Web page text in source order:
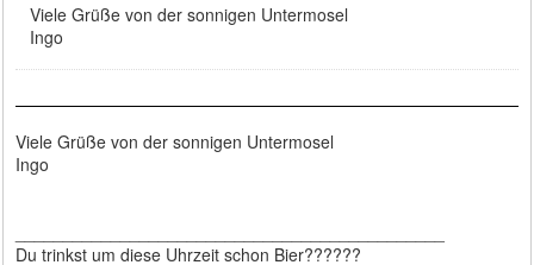
Viele Grüße von der sonnigen Untermosel
Ingo
Viele Grüße von der sonnigen Untermosel
Ingo
Du trinkst um diese Uhrzeit schon Bier??????